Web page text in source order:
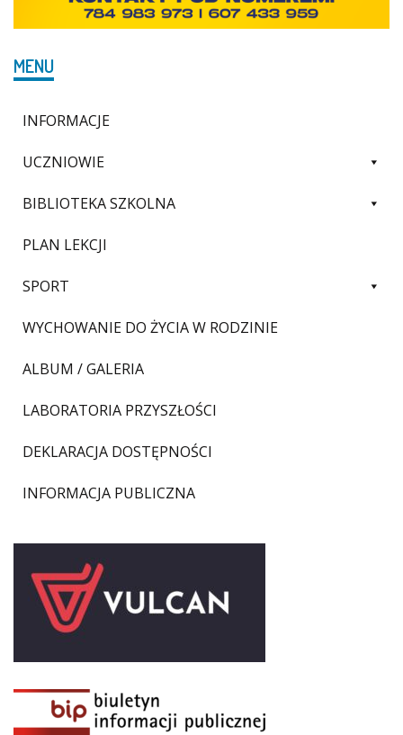
MENU
INFORMACJE
UCZNIOWIE
BIBLIOTEKA SZKOLNA
PLAN LEKCJI
SPORT
WYCHOWANIE DO ŻYCIA W RODZINIE
ALBUM / GALERIA
LABORATORIA PRZYSZŁOŚCI
DEKLARACJA DOSTĘPNOŚCI
INFORMACJA PUBLICZNA